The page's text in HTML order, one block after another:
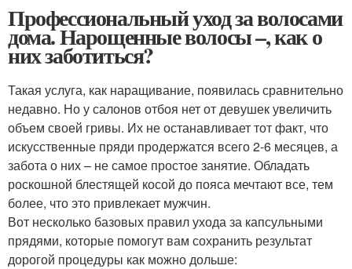
Профессиональный уход за волосами
дома. Нарощенные волосы –, как о
них заботиться?
Такая услуга, как наращивание, появилась сравнительно
недавно. Но у салонов отбоя нет от девушек увеличить
объем своей гривы. Их не останавливает тот факт, что
искусственные пряди продержатся всего 2-6 месяцев, а
забота о них – не самое простое занятие. Обладать
роскошной блестящей косой до пояса мечтают все, тем
более, что это привлекает мужчин.
Вот несколько базовых правил ухода за капсульными
прядями, которые помогут вам сохранить результат
дорогой процедуры как можно дольше: